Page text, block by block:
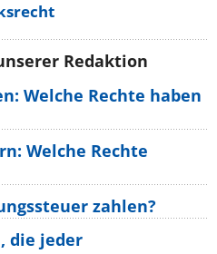
Redaktion
Welche Rechte haben
Welche Rechte
zahlen?
die jeder